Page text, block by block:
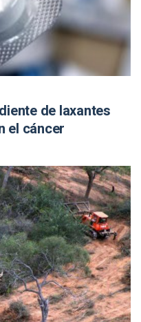
de laxantes
el cáncer